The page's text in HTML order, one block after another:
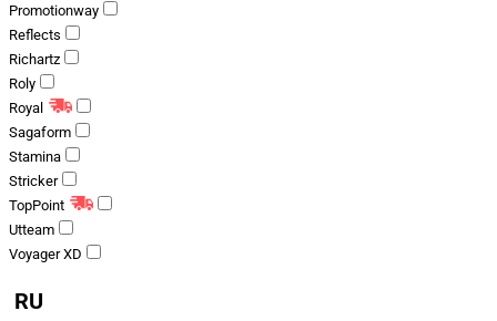
Promotionway
Reflects
Richartz
Roly
Royal
Sagaform
Stamina
Stricker
TopPoint
Utteam
Voyager XD
RU